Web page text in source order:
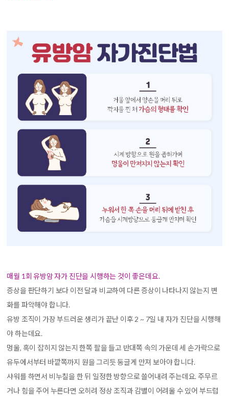
매월 1회 유방암 자가 진단을 시행하는 것이 좋은데요.
증상을 판단하기 보다 이전 달과 비교하여 다른 증상이 나타나지 않는지 변
화를 파악해야 합니다.
유방 조직이 가장 부드러운 생리가 끝난 이후 2 ~ 7일 내 자가 진단을 시행해
야 하는데요.
멍울, 혹이 잡히지 않는지 한쪽 팔을 들고 반대쪽 속의 가운데 세 손가락으로
유두에서부터 바깥쪽까지 원을 그리듯 둥글게 만져 보아야 합니다.
샤워를 하면서 비누칠을 한 뒤 일정한 방향으로 쓸어내려 주는데요. 주무르
거나 힘을 주어 누른다면 오히려 정상 조직과 감별이 어려울 수 있어 부드럽